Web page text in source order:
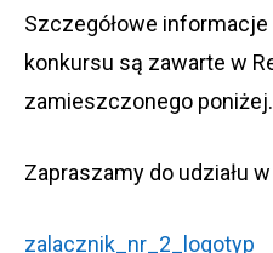
Szczegółowe
konkursu są zawarte w
zamieszczonego poniżej.
Zapraszamy do udziału
zalacznik_nr_2_logotyp